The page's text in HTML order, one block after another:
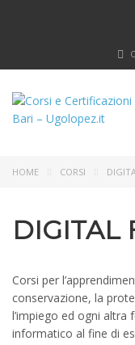
HOME CORSI
DIGITAL
Corsi per
conservazione, la
l’impiego ed ogni
informatico al fine di